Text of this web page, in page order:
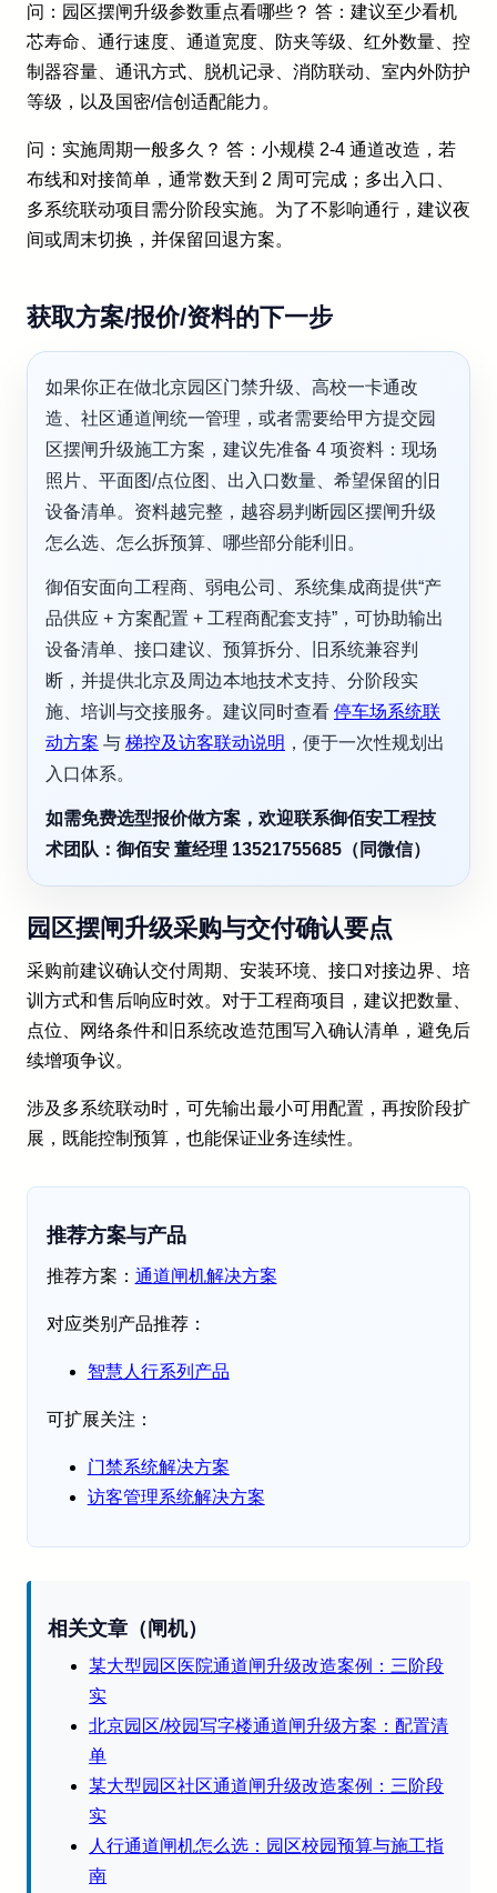
问：园区摆闸升级参数重点看哪些？ 答：建议至少看机
芯寿命、通行速度、通道宽度、防夹等级、红外数量、控
制器容量、通讯方式、脱机记录、消防联动、室内外防护
等级，以及国密/信创适配能力。
问：实施周期一般多久？ 答：小规模 2-4 通道改造，若
布线和对接简单，通常数天到 2 周可完成；多出入口、
多系统联动项目需分阶段实施。为了不影响通行，建议夜
间或周末切换，并保留回退方案。
获取方案/报价/资料的下一步
如果你正在做北京园区门禁升级、高校一卡通改
造、社区通道闸统一管理，或者需要给甲方提交园
区摆闸升级施工方案，建议先准备 4 项资料：现场
照片、平面图/点位图、出入口数量、希望保留的旧
设备清单。资料越完整，越容易判断园区摆闸升级
怎么选、怎么拆预算、哪些部分能利旧。
御佰安面向工程商、弱电公司、系统集成商提供“产
品供应 + 方案配置 + 工程商配套支持”，可协助输出
设备清单、接口建议、预算拆分、旧系统兼容判
断，并提供北京及周边本地技术支持、分阶段实
施、培训与交接服务。建议同时查看 停车场系统联
动方案 与 梯控及访客联动说明 ，便于一次性规划出
入口体系。
如需免费选型报价做方案，欢迎联系御佰安工程技
术团队：御佰安 董经理 13521755685（同微信）
园区摆闸升级采购与交付确认要点
采购前建议确认交付周期、安装环境、接口对接边界、培
训方式和售后响应时效。对于工程商项目，建议把数量、
点位、网络条件和旧系统改造范围写入确认清单，避免后
续增项争议。
涉及多系统联动时，可先输出最小可用配置，再按阶段扩
展，既能控制预算，也能保证业务连续性。
推荐方案与产品
推荐方案： 通道闸机解决方案
对应类别产品推荐：
智慧人行系列产品
可扩展关注：
门禁系统解决方案
访客管理系统解决方案
相关文章（闸机）
某大型园区医院通道闸升级改造案例：三阶段
实
北京园区/校园写字楼通道闸升级方案：配置清
单
某大型园区社区通道闸升级改造案例：三阶段
实
人行通道闸机怎么选：园区校园预算与施工指
南